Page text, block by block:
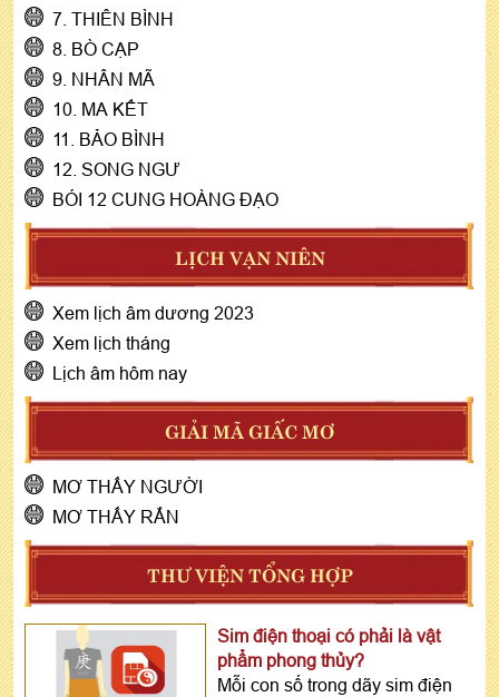
7. THIÊN BÌNH
8. BÒ CẠP
9. NHÂN MÃ
10. MA KẾT
11. BẢO BÌNH
12. SONG NGƯ
BÓI 12 CUNG HOÀNG ĐẠO
LỊCH VẠN NIÊN
Xem lịch âm dương 2023
Xem lịch tháng
Lịch âm hôm nay
GIẢI MÃ GIẤC MƠ
MƠ THẤY NGƯỜI
MƠ THẤY RẮN
THƯ VIỆN TỔNG HỢP
Sim điện thoại có phải là vật
phẩm phong thủy?
Mỗi con số trong dãy sim điện